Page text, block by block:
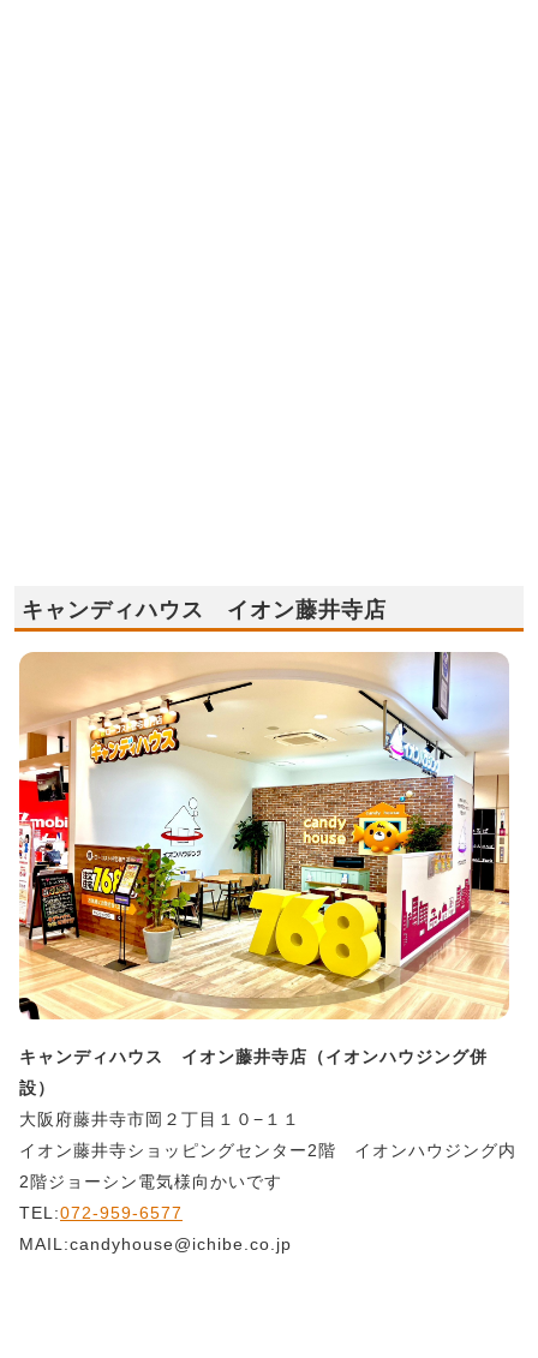
キャンディハウス イオン藤井寺店
キャンディハウス イオン藤井寺店（イオンハウジング併
設）
大阪府藤井寺市岡２丁目１０−１１
イオン藤井寺ショッピングセンター2階 イオンハウジング内
2階ジョーシン電気様向かいです
TEL:072-959-6577
MAIL:candyhouse@ichibe.co.jp